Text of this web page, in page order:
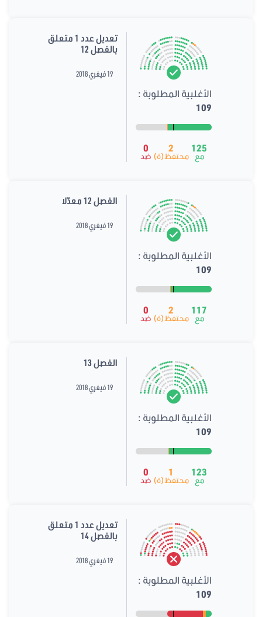
الأغلبية المطلوبة :
109
125
مع
2
محتفظ(ة)
0
ضد
تعديل عدد 1 متعلق
بالفصل 12
19 فيفري 2018
الأغلبية المطلوبة :
109
117
مع
2
محتفظ(ة)
0
ضد
الفصل 12 معدّلا
19 فيفري 2018
الأغلبية المطلوبة :
109
123
مع
1
محتفظ(ة)
0
ضد
الفصل 13
19 فيفري 2018
الأغلبية المطلوبة :
109
تعديل عدد 1 متعلق
بالفصل 14
19 فيفري 2018